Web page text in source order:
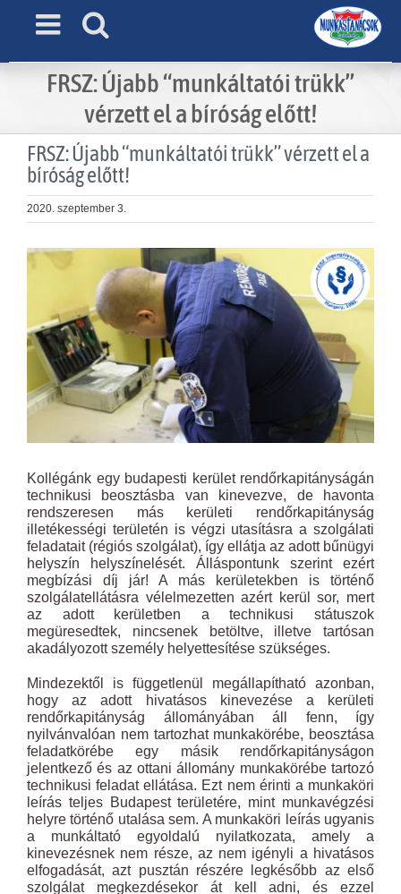
FRSZ: Újabb “munkáltatói trükk”
vérzett el a bíróság előtt!
FRSZ: Újabb “munkáltatói trükk” vérzett el a
bíróság előtt!
2020. szeptember 3.
View
Larger
Kollégánk egy budapesti kerület rendőrkapitányságán
technikusi beosztásba van kinevezve, de havonta
rendszeresen más kerületi rendőrkapitányság
illetékességi területén is végzi utasításra a szolgálati
feladatait (régiós szolgálat), így ellátja az adott bűnügyi
helyszín helyszínelését. Álláspontunk szerint ezért
megbízási díj jár! A más kerületekben is történő
szolgálatellátásra vélelmezetten azért kerül sor, mert
az adott kerületben a technikusi státuszok
megüresedtek, nincsenek betöltve, illetve tartósan
akadályozott személy helyettesítése szükséges.
Mindezektől is függetlenül megállapítható azonban,
hogy az adott hivatásos kinevezése a kerületi
rendőrkapitányság állományában áll fenn, így
nyilvánvalóan nem tartozhat munkakörébe, beosztása
feladatkörébe egy másik rendőrkapitányságon
jelentkező és az ottani állomány munkakörébe tartozó
technikusi feladat ellátása. Ezt nem érinti a munkaköri
leírás teljes Budapest területére, mint munkavégzési
helyre történő utalása sem. A munkaköri leírás ugyanis
a munkáltató egyoldalú nyilatkozata, amely a
kinevezésnek nem része, az nem igényli a hivatásos
elfogadását, azt pusztán részére legkésőbb az első
szolgálat megkezdésekor át kell adni, és ezzel